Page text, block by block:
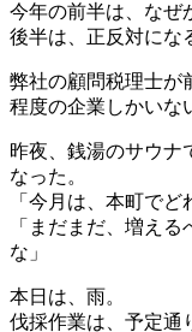
今年の前半は、なぜ
後半は、正反対にな
弊社の顧問税理士が
程度の企業しかいな
昨夜、銭湯のサウナ
なった。
「今月は、本町でど
「まだまだ、増え
な」
本日は、雨。
伐採作業は、予定通